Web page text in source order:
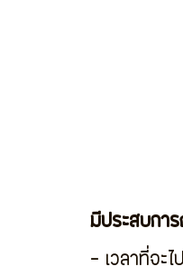
มีประสบการ
- เวลาที่จะไ